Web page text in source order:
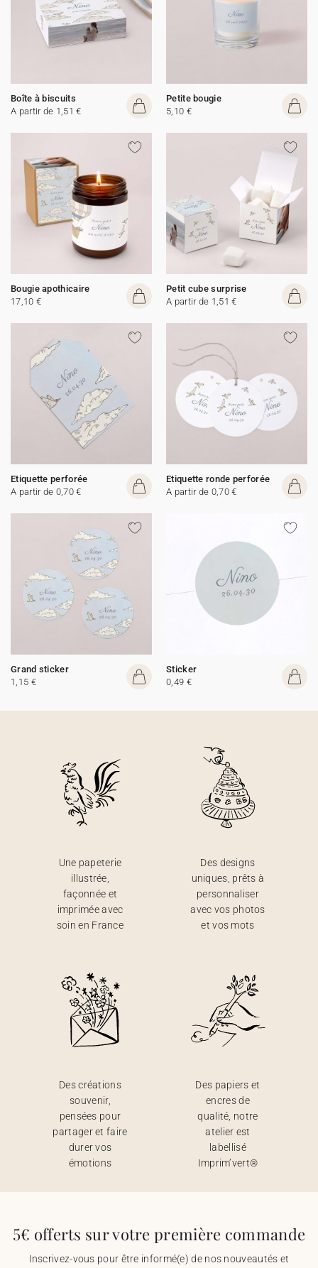
Boîte à biscuits
A partir de 1,51 €
Petite bougie
5,10 €
Bougie apothicaire
17,10 €
Petit cube surprise
A partir de 1,51 €
Etiquette perforée
A partir de 0,70 €
Etiquette ronde perforée
A partir de 0,70 €
Grand sticker
1,15 €
Sticker
0,49 €
Une papeterie
illustrée,
façonnée et
imprimée avec
soin en France
Des designs
uniques, prêts à
personnaliser
avec vos photos
et vos mots
Des créations
souvenir,
pensées pour
partager et faire
durer vos
émotions
Des papiers et
encres de
qualité, notre
atelier est
labellisé
Imprim’vert®
5€ offerts sur votre première commande
Inscrivez-vous pour être informé(e) de nos nouveautés et